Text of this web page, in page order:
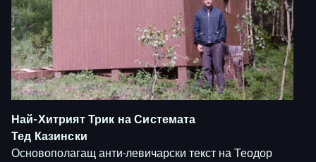
Най-Хитрият Трик на Системата
Тед Казински
Основополагащ анти-левичарски текст на Теодор